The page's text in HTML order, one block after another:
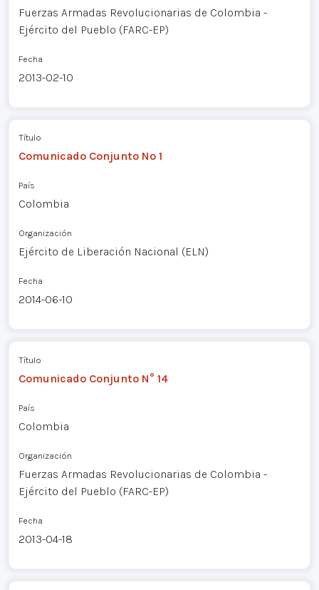
Fuerzas Armadas Revolucionarias de Colombia -
Ejército del Pueblo (FARC-EP)
Fecha
2013-02-10
Título
Comunicado Conjunto Nº 1
País
Colombia
Organización
Ejército de Liberación Nacional (ELN)
Fecha
2014-06-10
Título
Comunicado Conjunto N° 14
País
Colombia
Organización
Fuerzas Armadas Revolucionarias de Colombia -
Ejército del Pueblo (FARC-EP)
Fecha
2013-04-18